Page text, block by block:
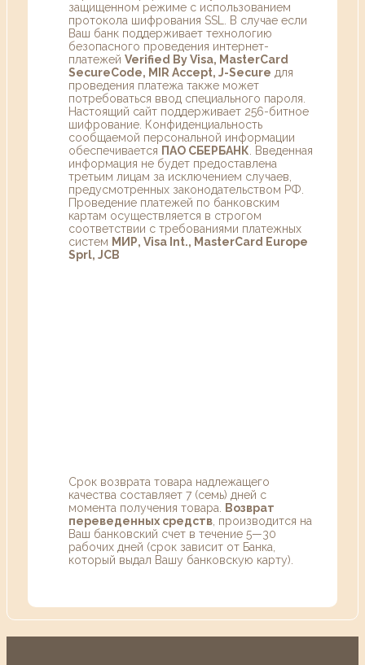
защищенном режиме с использованием
протокола шифрования SSL. В случае если
Ваш банк поддерживает технологию
безопасного проведения интернет-
платежей Verified By Visa, MasterCard
SecureCode, MIR Accept, J-Secure для
проведения платежа также может
потребоваться ввод специального пароля.
Настоящий сайт поддерживает 256-битное
шифрование. Конфиденциальность
сообщаемой персональной информации
обеспечивается ПАО СБЕРБАНК . Введенная
информация не будет предоставлена
третьим лицам за исключением случаев,
предусмотренных законодательством РФ.
Проведение платежей по банковским
картам осуществляется в строгом
соответствии с требованиями платежных
систем МИР, Visa Int., MasterCard Europe
Sprl, JCB
Срок возврата товара надлежащего
качества составляет 7 (семь) дней с
момента получения товара.
Возврат
переведенных средств , производится на
Ваш банковский счет в течение 5—30
рабочих дней (срок зависит от Банка,
который выдал Вашу банковскую карту).